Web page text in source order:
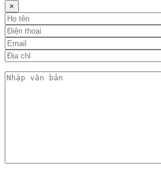
×